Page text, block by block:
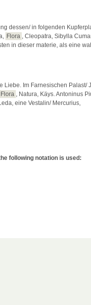
dessen/ in folgenden
Flora
, Cleopatra, Sibylla
in dieser materie, als eine
Liebe. Im Farnesischen Palast/
Flora
, Natura, Käys. Antoninus
eine Vestalin/ Mercurius,
following notation is used: